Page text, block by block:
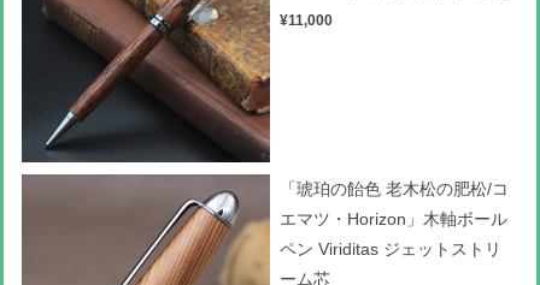
¥11,000
「琥珀の飴色 老木松の肥松/コ
エマツ・Horizon」木軸ボール
ペン Viriditas ジェットストリ
ーム芯